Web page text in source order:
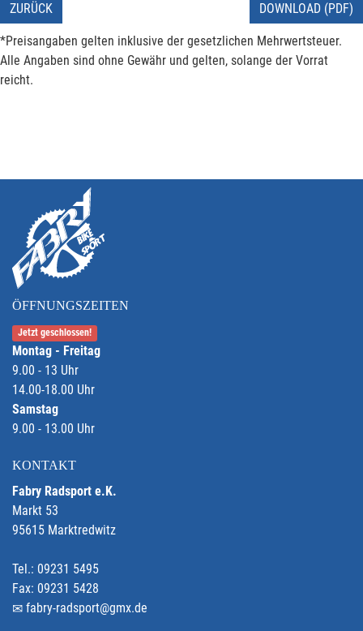
ZURÜCK DOWNLOAD (PDF)
*Preisangaben gelten inklusive der gesetzlichen Mehrwertsteuer.
Alle Angaben sind ohne Gewähr und gelten, solange der Vorrat
reicht.
ÖFFNUNGSZEITEN
Jetzt geschlossen!
Montag - Freitag
9.00 - 13 Uhr
14.00-18.00 Uhr
Samstag
9.00 - 13.00 Uhr
KONTAKT
Fabry Radsport e.K.
Markt 53
95615 Marktredwitz
Tel.: 09231 5495
Fax: 09231 5428
fabry-radsport@gmx.de